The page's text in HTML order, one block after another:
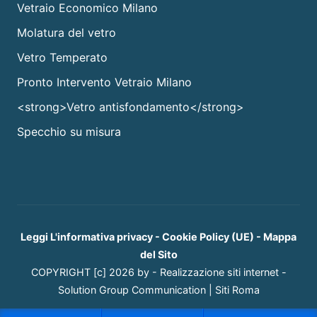
Vetraio Economico Milano
Molatura del vetro
Vetro Temperato
Pronto Intervento Vetraio Milano
<strong>Vetro antisfondamento</strong>
Specchio su misura
Leggi L'informativa privacy - Cookie Policy (UE) - Mappa
del Sito
COPYRIGHT [c] 2026 by - Realizzazione siti internet-
Solution Group Communication| Siti Roma